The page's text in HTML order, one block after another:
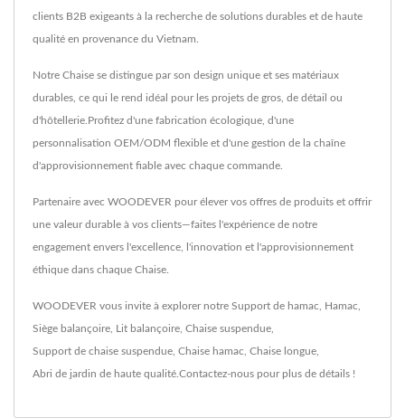
clients B2B exigeants à la recherche de solutions durables et de haute
qualité en provenance du Vietnam.
Notre Chaise se distingue par son design unique et ses matériaux
durables, ce qui le rend idéal pour les projets de gros, de détail ou
d'hôtellerie.Profitez d'une fabrication écologique, d'une
personnalisation OEM/ODM flexible et d'une gestion de la chaîne
d'approvisionnement fiable avec chaque commande.
Partenaire avec WOODEVER pour élever vos offres de produits et offrir
une valeur durable à vos clients—faites l'expérience de notre
engagement envers l'excellence, l'innovation et l'approvisionnement
éthique dans chaque Chaise.
WOODEVER vous invite à explorer notre Support de hamac Hamac
Siège balançoire Lit balançoire Chaise suspendue
Support de chaise suspendue Chaise hamac Chaise longue
Abri de jardin de haute qualité. Contactez-nous pour plus de détails !